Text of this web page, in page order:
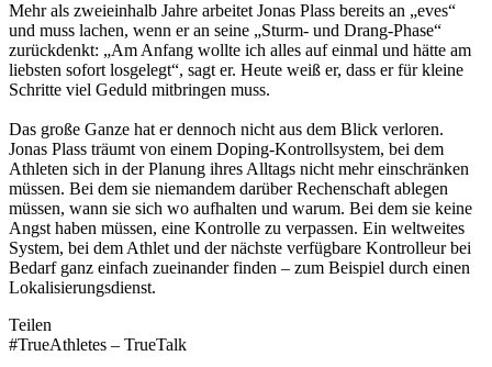
Mehr als zweieinhalb Jahre arbeitet Jonas Plass bereits an „eves“
und muss lachen, wenn er an seine „Sturm- und Drang-Phase“
zurückdenkt: „Am Anfang wollte ich alles auf einmal und hätte am
liebsten sofort losgelegt“, sagt er. Heute weiß er, dass er für kleine
Schritte viel Geduld mitbringen muss.
Das große Ganze hat er dennoch nicht aus dem Blick verloren.
Jonas Plass träumt von einem Doping-Kontrollsystem, bei dem
Athleten sich in der Planung ihres Alltags nicht mehr einschränken
müssen. Bei dem sie niemandem darüber Rechenschaft ablegen
müssen, wann sie sich wo aufhalten und warum. Bei dem sie keine
Angst haben müssen, eine Kontrolle zu verpassen. Ein weltweites
System, bei dem Athlet und der nächste verfügbare Kontrolleur bei
Bedarf ganz einfach zueinander finden – zum Beispiel durch einen
Lokalisierungsdienst.
Teilen
#TrueAthletes – TrueTalk